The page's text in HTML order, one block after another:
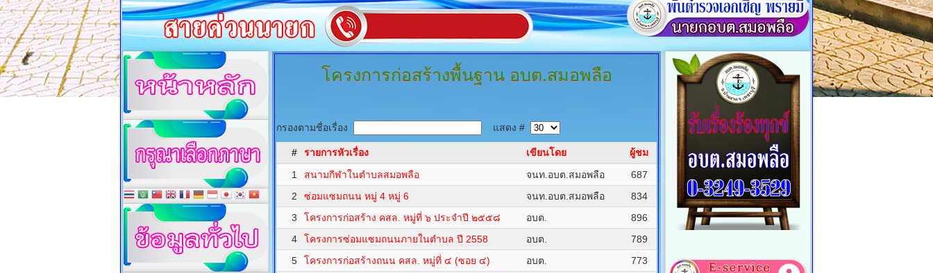
โครงการก่อสร้างพื้นฐานอบต.สมอพลือ
กรองตามชื่อเรื่อง แสดง #
# รายการหัวเรื่อง เขียนโดย
ผู้ชม
1
สนามกีฬาในตำบลสมอพลือ จนท.อบต.สมอพลือ
687
2
ซ่อมแซมถนน หมู่ 4 หมู่ 6 จนท.อบต.สมอพลือ
834
3
โครงการก่อสร้าง คสล. หมู่ที่ ๖ ประจำปี ๒๕๕๘ อบต.
896
4
โครงการซ่อมแซมถนนภายในตำบล ปี 2558 อบต.
789
5
โครงการก่อสร้างถนน คสล. หมู่ที่ ๔ (ซอย ๔) อบต.
773